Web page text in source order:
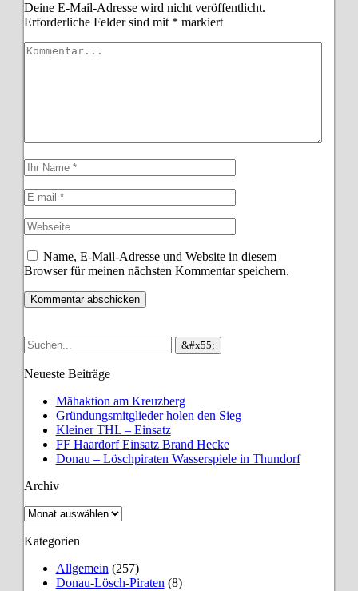
Deine E-Mail-Adresse wird nicht veröffentlicht.
Erforderliche Felder sind mit * markiert
Name, E-Mail-Adresse und Website in diesem
Browser für meinen nächsten Kommentar speichern.
Neueste Beiträge
Mähaktion am Kreuzberg
Gründungsmitglieder holen den Sieg
Kleiner THL – Einsatz
FF Haardorf Einsatz Brand Hecke
Donau – Löschpiraten Wasserspiele in Thundorf
Archiv
Archiv
Kategorien
Allgemein (257)
Donau-Lösch-Piraten (8)